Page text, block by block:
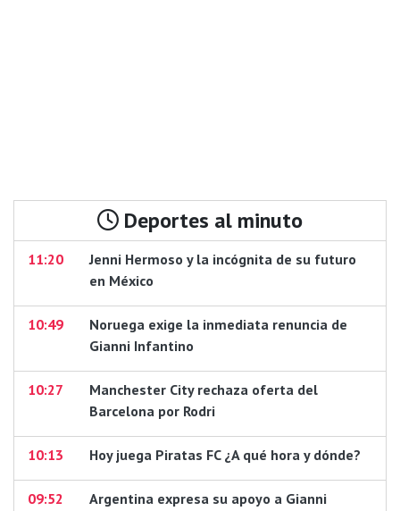
Deportes al minuto
11:20
Jenni Hermoso y la incógnita de su futuro
en México
10:49
Noruega exige la inmediata renuncia de
Gianni Infantino
10:27
Manchester City rechaza oferta del
Barcelona por Rodri
10:13 Hoy juega Piratas FC ¿A qué hora y dónde?
09:52 Argentina expresa su apoyo a Gianni